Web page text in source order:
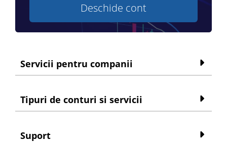
Deschide cont
Servicii pentru companii
Tipuri de conturi si servicii
Suport